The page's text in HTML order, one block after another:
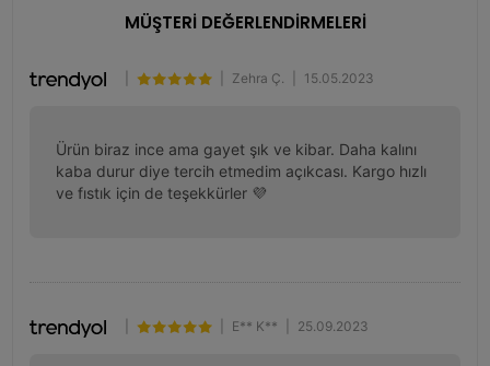
MÜŞTERİ DEĞERLENDİRMELERİ
Zehra Ç. 15.05.2023
Ürün biraz ince ama gayet şık ve kibar. Daha kalını
kaba durur diye tercih etmedim açıkcası. Kargo hızlı
ve fıstık için de teşekkürler 💜
E** K** 25.09.2023